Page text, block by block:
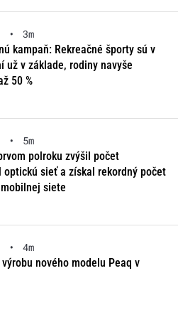
•
3m
kampaň: Rekreačné športy sú v
už v základe, rodiny navyše
50 %
•
5m
polroku zvýšil počet
optickú sieť a získal rekordný počet
siete
•
4m
nového modelu Peaq v